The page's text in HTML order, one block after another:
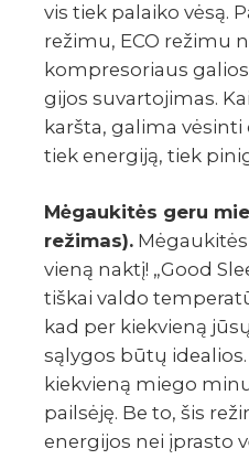
vis tiek palaiko vėsą.
režimu, ECO režimu
komp­re­so­riaus
gi­jos suvar­to­ji­mas.
karšta, galima
tiek ener­giją, tiek
Mėgau­ki­tės geru
režimas).
vieną naktį! „Good
tiš­kai valdo
kad per kiek­vieną
sąly­gos būtų
kiek­vieną miego
pail­sėję. Be to, šis
ener­gi­jos nei įprasto